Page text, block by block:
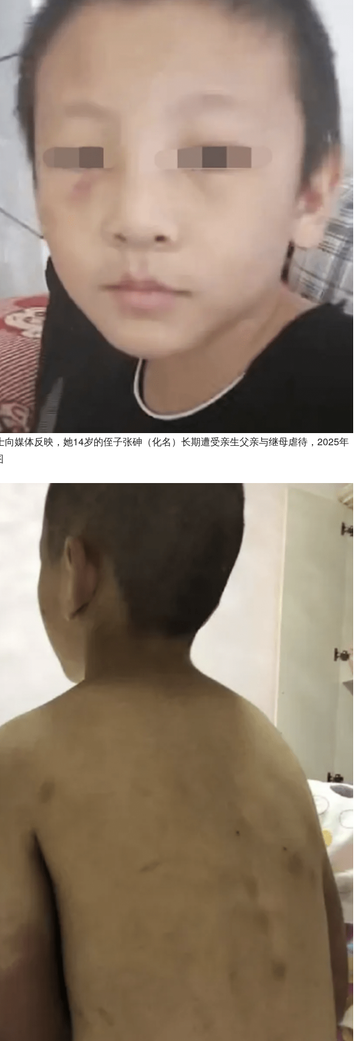
媒体反映，她14岁的侄子张砷（化名）长期遭受亲生父亲与继母虐待，2025年